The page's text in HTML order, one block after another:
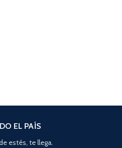
EL PAÍS
estés, te llega.